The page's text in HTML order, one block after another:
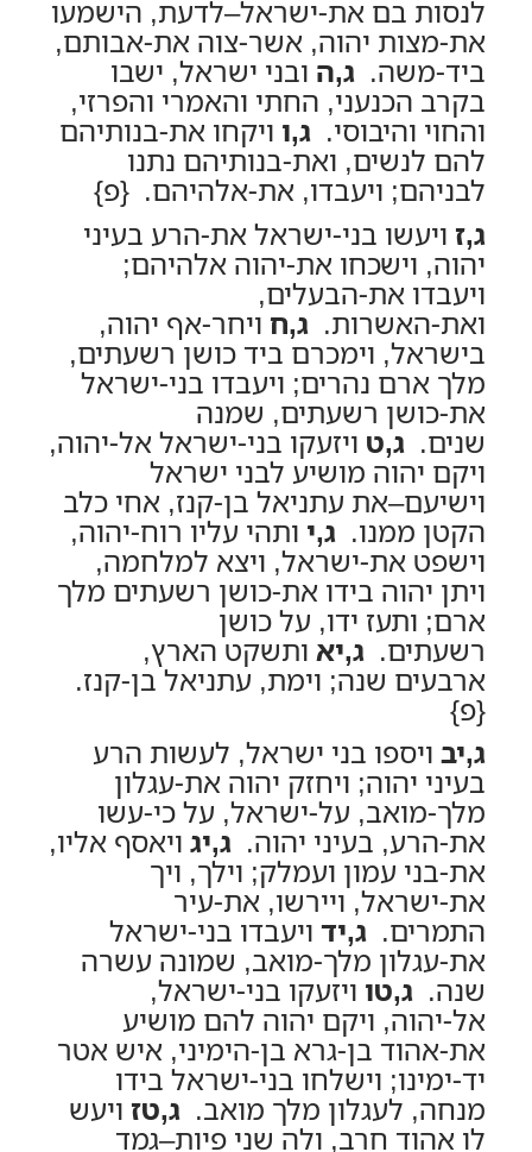
לנסות בם את-ישראל–לדעת, הישמעו
את-מצות יהוה, אשר-צוה את-אבותם,
ביד-משה.ג,ה ובני ישראל, ישבו
בקרב הכנעני, החתי והאמרי והפרזי,
והחוי והיבוסי.ג,ו ויקחו את-בנותיהם
להם לנשים, ואת-בנותיהם נתנו
לבניהם; ויעבדו, את-אלהיהם. {פ}
ג,ז ויעשו בני-ישראל את-הרע בעיני
יהוה, וישכחו את-יהוה אלהיהם;
ויעבדו את-הבעלים,
ואת-האשרות. ג,ח ויחר-אף יהוה,
בישראל, וימכרם ביד כושן רשעתים,
מלך ארם נהרים; ויעבדו בני-ישראל
את-כושן רשעתים, שמנה
שנים. ג,ט ויזעקו בני-ישראל אל-יהוה,
ויקם יהוה מושיע לבני ישראל
וישיעם–את עתניאל בן-קנז, אחי כלב
הקטן ממנו. ג,י ותהי עליו רוח-יהוה,
וישפט את-ישראל, ויצא למלחמה,
ויתן יהוה בידו את-כושן רשעתים מלך
ארם; ותעז ידו, על כושן
רשעתים. ג,יא ותשקט הארץ,
ארבעים שנה; וימת, עתניאל בן-קנז.
{פ}
ג,יב ויספו בני ישראל, לעשות הרע
בעיני יהוה; ויחזק יהוה את-עגלון
מלך-מואב, על-ישראל, על כי-עשו
את-הרע, בעיני יהוה.ג,יג ויאסף אליו,
את-בני עמון ועמלק; וילך, ויך
את-ישראל, ויירשו, את-עיר
התמרים.ג,יד ויעבדו בני-ישראל
את-עגלון מלך-מואב, שמונה עשרה
שנה.ג,טו ויזעקו בני-ישראל,
אל-יהוה, ויקם יהוה להם מושיע
את-אהוד בן-גרא בן-הימיני, איש אטר
יד-ימינו; וישלחו בני-ישראל בידו
מנחה, לעגלון מלך מואב.ג,טז ויעש
לו אהוד חרב, ולה שני פיות–גמד